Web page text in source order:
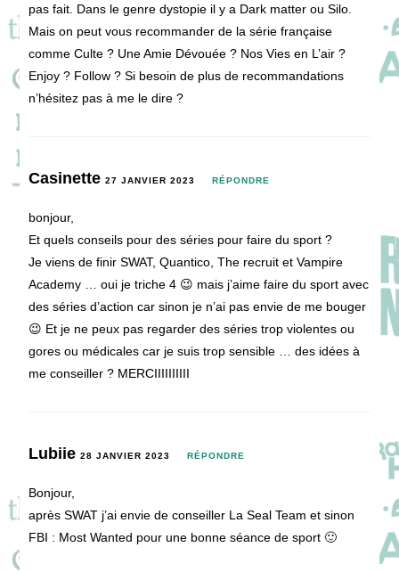
pas fait. Dans le genre dystopie il y a Dark matter ou Silo.
Mais on peut vous recommander de la série française
comme Culte ? Une Amie Dévouée ? Nos Vies en L’air ?
Enjoy ? Follow ? Si besoin de plus de recommandations
n’hésitez pas à me le dire ?
Casinette27 JANVIER 2023 RÉPONDRE
bonjour,
Et quels conseils pour des séries pour faire du sport ?
Je viens de finir SWAT, Quantico, The recruit et Vampire
Academy … oui je triche 4 😉 mais j’aime faire du sport avec
des séries d’action car sinon je n’ai pas envie de me bouger
😉 Et je ne peux pas regarder des séries trop violentes ou
gores ou médicales car je suis trop sensible … des idées à
me conseiller ? MERCIIIIIIIIII
Lubiie28 JANVIER 2023 RÉPONDRE
Bonjour,
après SWAT j’ai envie de conseiller La Seal Team et sinon
FBI : Most Wanted pour une bonne séance de sport 🙂